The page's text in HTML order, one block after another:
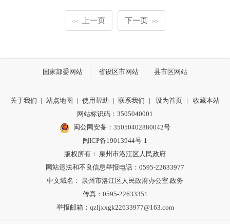
<< 上一页 下一页 >>
国家部委网站 省设区市网站 县市区网站
关于我们 | 站点地图 | 使用帮助 | 联系我们 | 设为首页 |
收藏本站
网站标识码：3505040001
闽公网安备：35050402880042号
闽ICP备19013944号-1
版权所有： 泉州市洛江区人民政府
网站违法和不良信息举报电话：0595-22633977
中文域名： 泉州市洛江区人民政府办公室.政务
传真：0595-22633351
举报邮箱：qzljxxgk22633977@163.com